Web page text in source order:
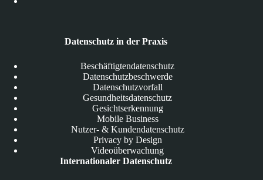
Datenschutz in der Praxis
Beschäftigtendatenschutz
Datenschutzbeschwerde
Datenschutzvorfall
Gesundheitsdatenschutz
Gesichtserkennung
Mobile Business
Nutzer- & Kundendatenschutz
Privacy by Design
Videoüberwachung
Internationaler Datenschutz